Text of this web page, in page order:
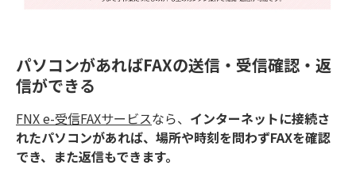
パソコンがあればFAXの送信・受信確認・返
信ができる
FNX e-受信FAXサービスなら、 インターネットに接続さ
れたパソコンがあれば、場所や時刻を問わずFAXを確認
でき、また返信もできます。